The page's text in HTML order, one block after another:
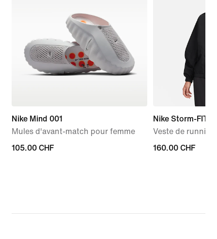
Nike Mind 001
Mules d'avant-match pour femme
105.00 CHF
105.00 CHF
Nike Storm-FIT
Veste de
160.00 CHF
160.00 CHF